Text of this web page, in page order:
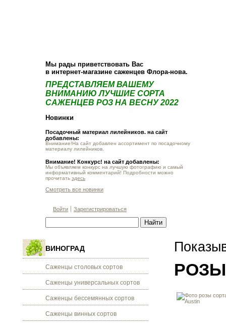
Мы рады приветствовать Вас
в интернет-магазине саженцев Флора-нова.
ПРЕДСТАВЛЯЕМ ВАШЕМУ
ВНИМАНИЮ ЛУЧШИЕ СОРТА
САЖЕНЦЕВ РОЗ НА ВЕСНУ 2022
Новинки
Посадочный материал лилейников. на сайт
добавлены:
Внимание!На сайт добавлен ассортимент по посадочному
материалу лилейников.
Внимание! Конкурс! на сайт добавлены:
Мы объявляем конкурс на лучшую фотографию и самый
информативный комментарий! Подробности можно
прочитать здесь
Смотреть все новинки
Войти Зарегистрироваться
ВИНОГРАД
Саженцы столовых сортов
Саженцы универсальных сортов
Саженцы бессемянных сортов
Саженцы винных сортов
РОЗЫ